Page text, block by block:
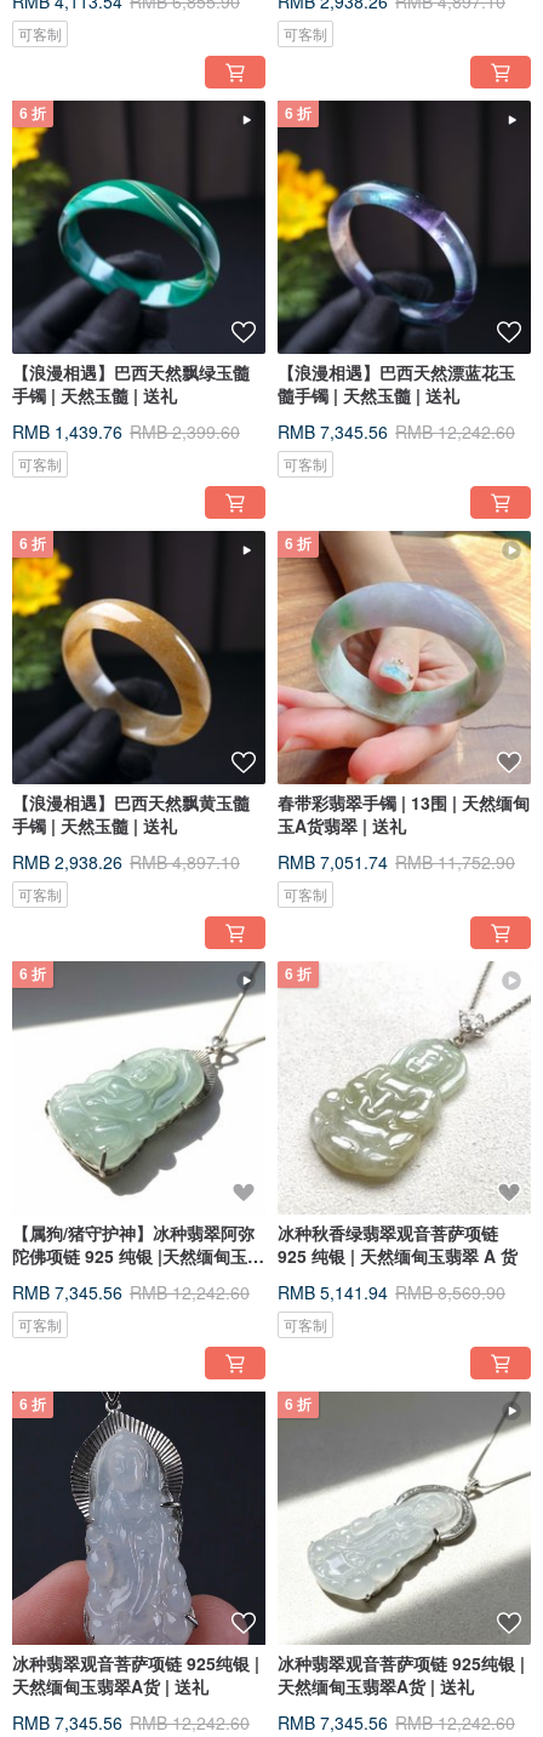
可客制 可客制
6 折
【浪漫相遇】巴西天然飘绿玉髓
手镯 | 天然玉髓 | 送礼
RMB 1,439.76 RMB 2,399.60
可客制
6 折
【浪漫相遇】巴西天然漂蓝花玉
髓手镯 | 天然玉髓 | 送礼
RMB 7,345.56 RMB 12,242.60
可客制
6 折
【浪漫相遇】巴西天然飘黄玉髓
手镯 | 天然玉髓 | 送礼
RMB 2,938.26 RMB 4,897.10
可客制
6 折
春带彩翡翠手镯 | 13围 | 天然缅甸
玉A货翡翠 | 送礼
RMB 7,051.74 RMB 11,752.90
可客制
6 折
【属狗/猪守护神】冰种翡翠阿弥
陀佛项链 925 纯银 |天然缅甸玉 A
RMB 7,345.56 RMB 12,242.60
可客制
6 折
冰种秋香绿翡翠观音菩萨项链
925 纯银 | 天然缅甸玉翡翠 A 货
RMB 5,141.94 RMB 8,569.90
可客制
6 折
冰种翡翠观音菩萨项链 925纯银 |
天然缅甸玉翡翠A货 | 送礼
RMB 7,345.56 RMB 12,242.60
6 折
冰种翡翠观音菩萨项链 925纯银 |
天然缅甸玉翡翠A货 | 送礼
RMB 7,345.56 RMB 12,242.60